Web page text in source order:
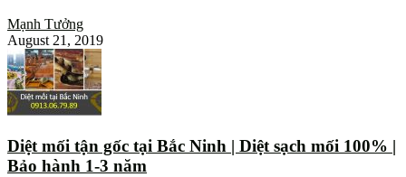
Mạnh Tưởng
August 21, 2019
Diệt mối tận gốc tại Bắc Ninh | Diệt sạch mối 100% |
Bảo hành 1-3 năm